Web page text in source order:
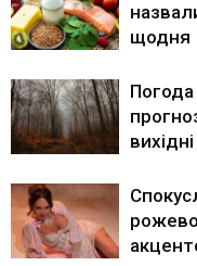
щодня
Погода
вихідні